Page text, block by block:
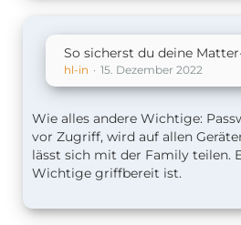
So sicherst du deine
hl-in 15. Dezember 2022
Wie alles andere Wichtige:
vor Zugriff, wird auf allen
lässt sich mit der Family teilen.
Wichtige griffbereit ist.